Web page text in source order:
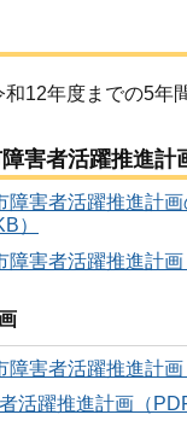
12年度までの5年
害者活躍推進計
障害者活躍推進計
）
障害者活躍推進計画
障害者活躍推進計画
活躍推進計画（